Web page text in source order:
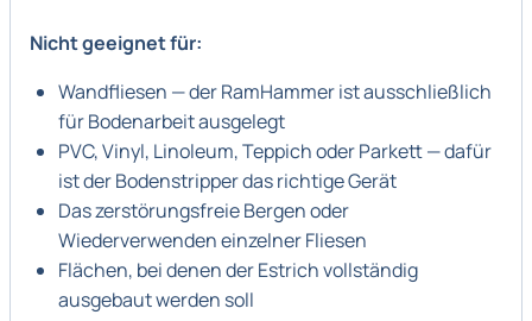
Nicht geeignet für:
Wandfliesen — der RamHammer ist ausschließlich
für Bodenarbeit ausgelegt
PVC, Vinyl, Linoleum, Teppich oder Parkett — dafür
ist der Bodenstripper das richtige Gerät
Das zerstörungsfreie Bergen oder
Wiederverwenden einzelner Fliesen
Flächen, bei denen der Estrich vollständig
ausgebaut werden soll